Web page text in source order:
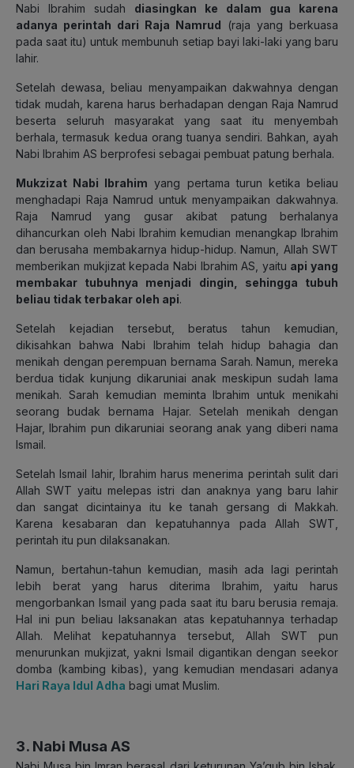
Nabi Ibrahim sudah diasingkan ke dalam gua karena
adanya perintah dari Raja Namrud (raja yang berkuasa
pada saat itu) untuk membunuh setiap bayi laki-laki yang baru
lahir.
Setelah dewasa, beliau menyampaikan dakwahnya dengan
tidak mudah, karena harus berhadapan dengan Raja Namrud
beserta seluruh masyarakat yang saat itu menyembah
berhala, termasuk kedua orang tuanya sendiri. Bahkan, ayah
Nabi Ibrahim AS berprofesi sebagai pembuat patung berhala.
Mukzizat Nabi Ibrahim yang pertama turun ketika beliau
menghadapi Raja Namrud untuk menyampaikan dakwahnya.
Raja Namrud yang gusar akibat patung berhalanya
dihancurkan oleh Nabi Ibrahim kemudian menangkap Ibrahim
dan berusaha membakarnya hidup-hidup. Namun, Allah SWT
memberikan mukjizat kepada Nabi Ibrahim AS, yaitu api yang
membakar tubuhnya menjadi dingin, sehingga tubuh
beliau tidak terbakar oleh api.
Setelah kejadian tersebut, beratus tahun kemudian,
dikisahkan bahwa Nabi Ibrahim telah hidup bahagia dan
menikah dengan perempuan bernama Sarah. Namun, mereka
berdua tidak kunjung dikaruniai anak meskipun sudah lama
menikah. Sarah kemudian meminta Ibrahim untuk menikahi
seorang budak bernama Hajar. Setelah menikah dengan
Hajar, Ibrahim pun dikaruniai seorang anak yang diberi nama
Ismail.
Setelah Ismail lahir, Ibrahim harus menerima perintah sulit dari
Allah SWT yaitu melepas istri dan anaknya yang baru lahir
dan sangat dicintainya itu ke tanah gersang di Makkah.
Karena kesabaran dan kepatuhannya pada Allah SWT,
perintah itu pun dilaksanakan.
Namun, bertahun-tahun kemudian, masih ada lagi perintah
lebih berat yang harus diterima Ibrahim, yaitu harus
mengorbankan Ismail yang pada saat itu baru berusia remaja.
Hal ini pun beliau laksanakan atas kepatuhannya terhadap
Allah. Melihat kepatuhannya tersebut, Allah SWT pun
menurunkan mukjizat, yakni Ismail digantikan dengan seekor
domba (kambing kibas), yang kemudian mendasari adanya
Hari Raya Idul Adha bagi umat Muslim.
3. Nabi Musa AS